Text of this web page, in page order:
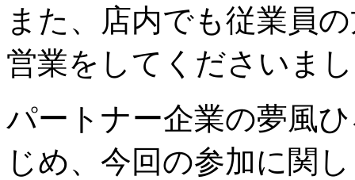
また、店内でも従業員
営業をしてくださいま
パートナー企業の夢風
じめ、今回の参加に関